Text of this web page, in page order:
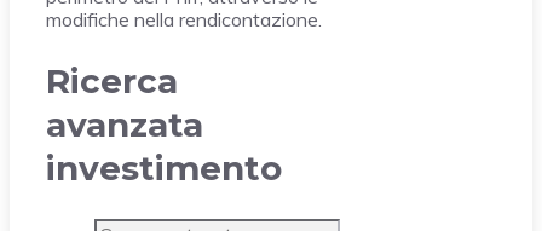
modifiche nella rendicontazione.
Ricerca
avanzata
investimento